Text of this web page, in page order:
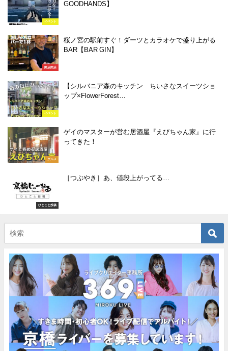
イベント
GOODHANDS】
開店閉店
桜ノ宮の駅前すぐ！ダーツとカラオケで盛り上がる
BAR【BAR GIN】
イベント
【シルバニア森のキッチン ちいさなスイーツショ
ップ×FlowerForest…
グルメ
ゲイのマスターが営む居酒屋『えびちゃん家』に行
ってきた！
ひとこと投稿
［つぶやき］あ、値段上がってる…